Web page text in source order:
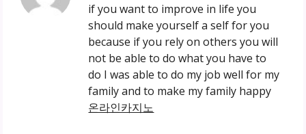
if you want to improve in life you
should make yourself a self for you
because if you rely on others you will
not be able to do what you have to
do I was able to do my job well for my
family and to make my family happy
온라인카지노